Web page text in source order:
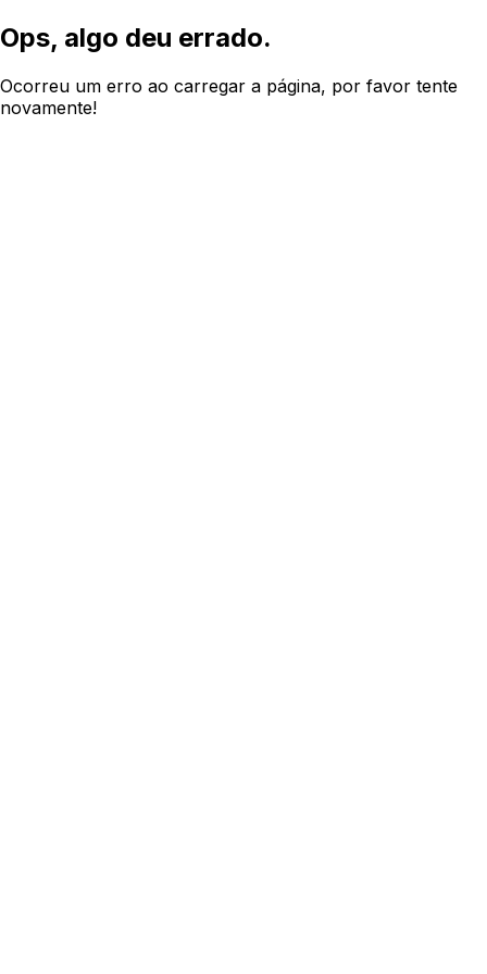
Ops, algo deu errado.
Ocorreu um erro ao carregar a página, por favor tente
novamente!